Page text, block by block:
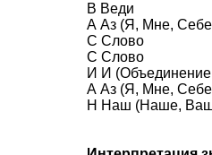
В Веди
А Аз (Я, Мне,
С Слово
С Слово
И И
А Аз (Я, Мне,
Н Наш (Наше,